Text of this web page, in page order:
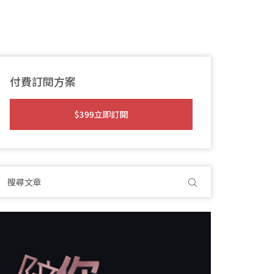
付費訂閱方案
$399立即訂閱